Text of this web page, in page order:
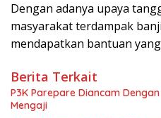
Dengan adanya upaya
masyarakat terdampak
mendapatkan bantuan
Berita Terkait
P3K Parepare Diancam
Mengaji